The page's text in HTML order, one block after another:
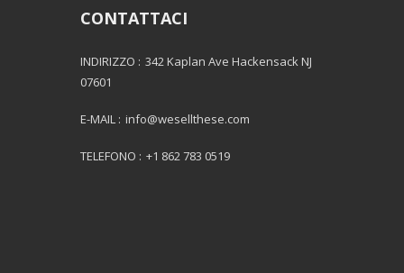
CONTATTACI
INDIRIZZO : 342 Kaplan Ave Hackensack NJ
07601
E-MAIL : info@wesellthese.com
TELEFONO : +1 862 783 0519